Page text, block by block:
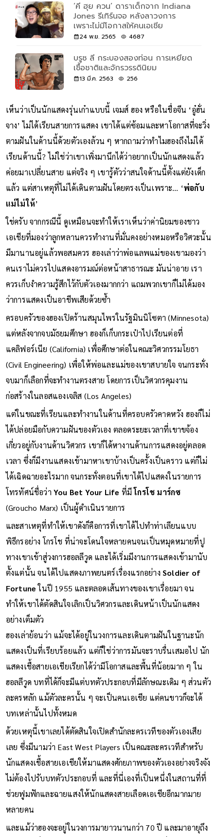
‘คี ฮุย ควน’ ดาราเด็กจาก Indiana
Jones รีเทิร์นจอ หลังลาวงการ
เพราะไม่มีโอกาสให้คนเอเชีย
24 พ.ย. 2565 4687
บรูซ ลี กระบองสองท่อน การเหยียด
เชื้อชาติและจักรวรรดินิยม
13 มี.ค. 2563 256
เห็นว่าเป็นนักแสดงรุ่นเก๋าแบบนี้ เจมส์ ฮอง หรือในชื่อจีน ‘อู๋ฮั่น
จาง’ ไม่ได้เรียนสายการแสดง เขาได้แต่ซ้อมและหาโอกาสที่จะวิ่ง
ตามฝันในด้านนี้ด้วยตัวเองล้วน ๆ หากถามว่าทำไมฮองถึงไม่ได้
เรียนด้านนี้? ไม่ใช่ว่าเขาเพิ่งมานึกได้ว่าอยากเป็นนักแสดงแล้ว
ค่อยมาเปลี่ยนสาย แต่จริง ๆ เขารู้ตัวว่าสนใจด้านนี้ตั้งแต่ยังเด็ก
แล้ว แต่สาเหตุที่ไม่ได้เดินตามฝันโดยตรงเป็นเพราะ… ‘พ่อกับ
แม่ไม่ให้’
ใช่ครับ จากกรณีนี้ ดูเหมือนจะทำให้เราเห็นว่าค่านิยมของชาว
เอเชียที่มองว่าลูกหลานควรทำงานที่มั่นคงอย่างหมอหรือวิศวะนั้น
มีมานานอยู่แล้วพอสมควร ฮองเล่าว่าพ่อแลพแม่ของเขามองว่า
คนเราไม่ควรไปแสดงอารมณ์ต่อหน้าสาธารณะ มันน่าอาย เรา
ควรเก็บงำความรู้สึกไว้กับตัวเองมากกว่า แถมพวกเขาก็ไม่ได้มอง
ว่าการแสดงเป็นอาชีพเสียด้วยซ้ำ
ครอบครัวของฮองเปิดร้านสมุนไพรในรัฐมินนิโซตา (Minnesota)
แต่หลังจากจบมัธยมศึกษา ฮองก็เก็บกระเป๋าไปเรียนต่อที่
แคลิฟอร์เนีย (California) เพื่อศึกษาต่อในคณะวิศวกรรมโยธา
(Civil Engineering) เพื่อให้พ่อและแม่ของเขาสบายใจ จนกระทั่ง
จบมาก็เลือกที่จะทำงานตรงสาย โดยการเป็นวิศวกรคุมงาน
ก่อสร้างในลอสแองเจลิส (Los Angeles)
แต่ในขณะที่เรียนและทำงานในด้านที่ครอบครัวคาดหวัง ฮองก็ไม่
ได้ปล่อยมือกับความฝันของตัวเอง ตลอดระยะเวลาที่เขาขจ้อง
เกี่ยวอยู่กับงานด้านวิศวกร เขาก็ได้หางานด้านการแสดงอยู่ตลอด
เวลา ซึ่งก็มีงานแสดงเข้ามาหาเขาบ้างเป็นครั้งเป็นคราว แต่ก็ไม่
ได้เฉิดฉายอะไรมาก จนกระทั่งตอนที่เขาได้ไปแสดงในรายการ
โทรทัศน์ชื่อว่าYou Bet Your Life ที่มีโกรโช มาร์กซ
(Groucho Marx) เป็นผู้ดำเนินรายการ
และสาเหตุที่ทำให้เขาดังก็คือการที่เขาได้ไปทำท่าเลียนแบบ
พิธีกรอย่าง โกรโช ที่น่าจะโดนใจหลายคนจนเป็นหมุดหมายที่ปู
ทางเขาเข้าสู่วงการฮอลลีวูด และได้เริ่มมีงานการแสดงเข้ามานับ
ตั้งแต่นั้น จนได้ไปแสดงภาพยนตร์เรื่องแรกอย่างSoldier of
Fortuneในปี 1955 และตลอดเส้นทางของเขาเรื่อยมา จน
ทำให้เขาได้ตัดสินใจเลิกเป็นวิศวกรและเดินหน้าเป็นนักแสดง
อย่างเต็มตัว
ฮองเล่าย้อนว่า แม้จะได้อยู่ในวงการและเดินตามฝันในฐานะนัก
แสดงเป็นที่เรียบร้อยแล้ว แต่ก็ใช่ว่าการมันจะราบรื่นเสมอไป นัก
แสดงเชื้อสายเอเชียเรียกได้ว่ามีโอกาสและพื้นที่น้อยมาก ๆ ใน
ฮอลลีวูด บทที่ได้ก็จะมีแต่บทตัวประกอบที่มีลักษณะเดิม ๆ ส่วนตัว
ละครหลัก แม้ตัวละครนั้น ๆ จะเป็นคนเอเชีย แต่คนขาวก็จะได้
บทเหล่านั้นไปทั้งหมด
ด้วยเหตุนี้เขาเลยได้ตัดสินใจเปิดสำนักละครเวทีของตัวเองเสีย
เลย ซึ่งมีนามว่า East West Players เป็นคณะละครเวทีสำหรับ
นักแสดงเชื้อสายเอเชียให้มาแสดงศักยภาพของตัวเองอย่างจริงจัง
ไม่ต้องไปรับบทตัวประกอบที่ และที่นี่เองที่เป็นหนึ่งในสถานที่ที่
ช่วยฟูมฟักและฉายแสงให้นักแสดงสายเลือดเอเชียอีกมากมาย
หลายคน
และแม้ว่าฮองจะอยู่ในวงการมายาวนานกว่า 70 ปี และมาอายุถึง